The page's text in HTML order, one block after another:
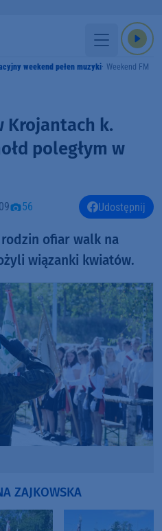
weekend pełen muzyki Weekend FM
Krojantach k.
poległym w
56 Udostępnij
ofiar walk na
wiązanki kwiatów.
ZAJKOWSKA